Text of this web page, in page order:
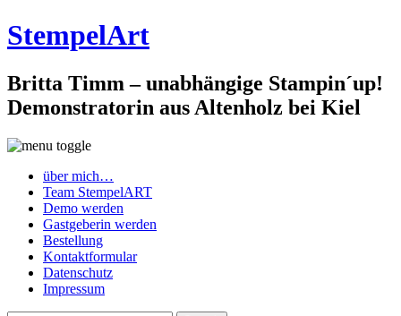
StempelArt
Britta Timm – unabhängige Stampin´up!
Demonstratorin aus Altenholz bei Kiel
über mich…
Team StempelART
Demo werden
Gastgeberin werden
Bestellung
Kontaktformular
Datenschutz
Impressum